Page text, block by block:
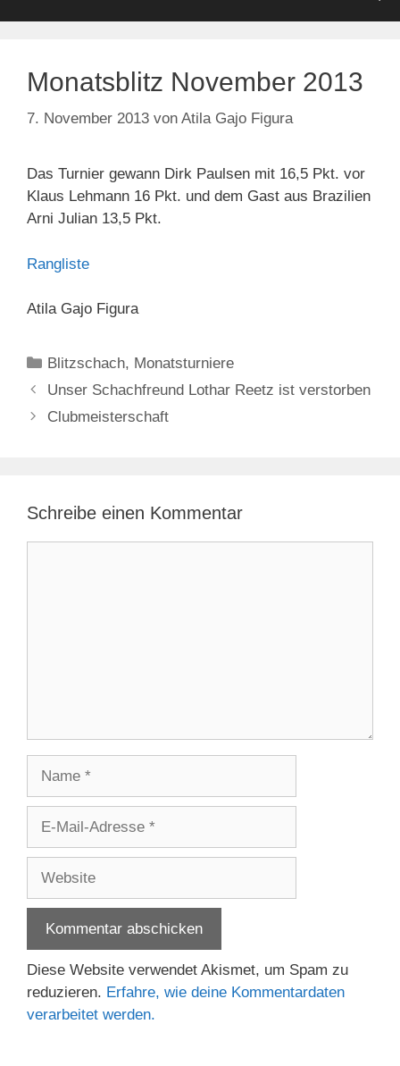
Monatsblitz November 2013
7. November 2013 von Atila Gajo Figura
Das Turnier gewann Dirk Paulsen mit 16,5 Pkt. vor
Klaus Lehmann 16 Pkt. und dem Gast aus Brazilien
Arni Julian 13,5 Pkt.
Rangliste
Atila Gajo Figura
Kategorien
Blitzschach, Monatsturniere
Unser Schachfreund Lothar Reetz ist verstorben
Clubmeisterschaft
Schreibe einen Kommentar
Adresse
Diese Website verwendet Akismet, um Spam zu
reduzieren. Erfahre, wie deine Kommentardaten
verarbeitet werden.